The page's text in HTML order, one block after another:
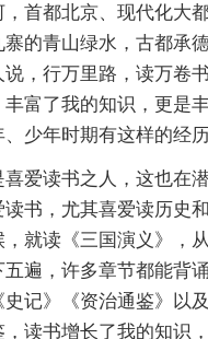
，首都北京、现代化大
寨的青山绿水，古都承
，行万里路，读万卷
富了我的知识，更是
少年时期有这样的经历
喜爱读书之人，这也在
书，尤其喜爱读历史
就读《三国演义》，
五遍，许多章节都能背
记》《资治通鉴》以
读书增长了我的知识